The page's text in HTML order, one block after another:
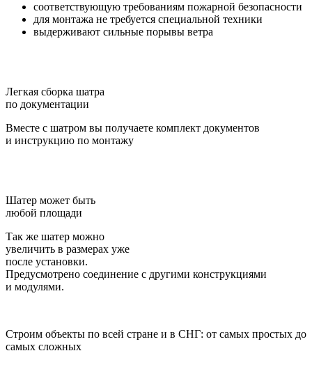
соответствующую требованиям пожарной безопасности
для монтажа не требуется специальной техники
выдерживают сильные порывы ветра
Легкая сборка шатра
по документации
Вместе с шатром вы получаете комплект документов
и инструкцию по монтажу
Шатер может быть
любой площади
Так же шатер можно
увеличить в размерах уже
после установки.
Предусмотрено соединение с другими конструкциями
и модулями.
Строим объекты по всей стране и в СНГ: от самых простых до
самых сложных